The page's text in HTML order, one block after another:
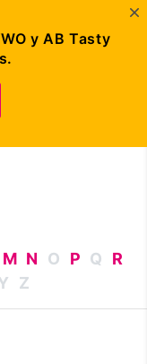
M N O P Q
R
Z
y AB Tasty